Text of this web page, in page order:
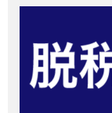
e
b
er